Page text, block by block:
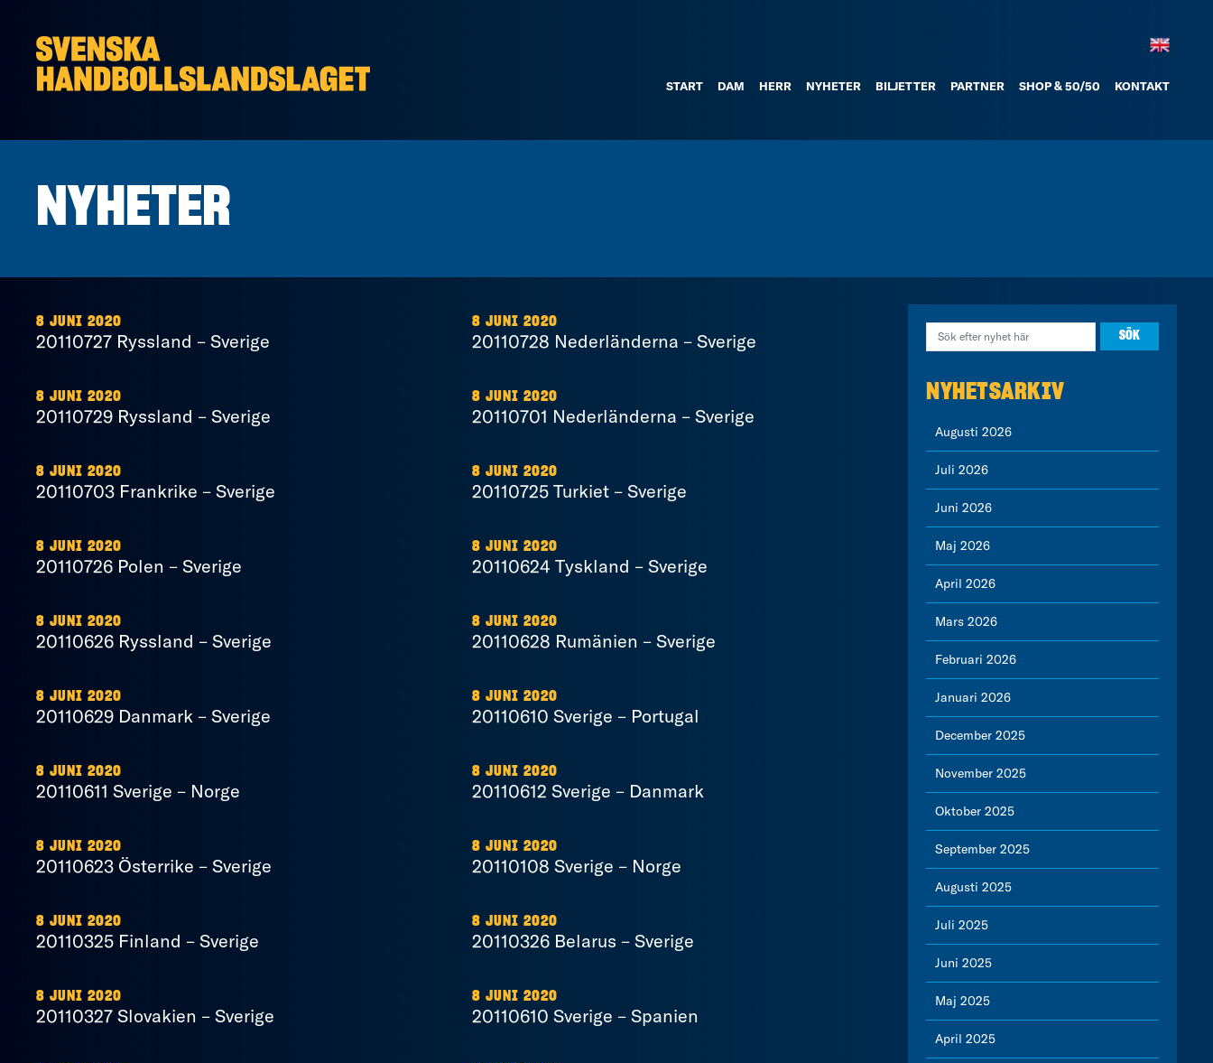
START DAM HERR NYHETER BILJETTER PARTNER SHOP & 50/50 KONTAKT
NYHETER
8 JUNI 2020
20110727 Ryssland – Sverige
8 JUNI 2020
20110728 Nederländerna – Sverige
8 JUNI 2020
20110729 Ryssland – Sverige
8 JUNI 2020
20110701 Nederländerna – Sverige
8 JUNI 2020
20110703 Frankrike – Sverige
8 JUNI 2020
20110725 Turkiet – Sverige
8 JUNI 2020
20110726 Polen – Sverige
8 JUNI 2020
20110624 Tyskland – Sverige
8 JUNI 2020
20110626 Ryssland – Sverige
8 JUNI 2020
20110628 Rumänien – Sverige
8 JUNI 2020
20110629 Danmark – Sverige
8 JUNI 2020
20110610 Sverige – Portugal
8 JUNI 2020
20110611 Sverige – Norge
8 JUNI 2020
20110612 Sverige – Danmark
8 JUNI 2020
20110623 Österrike – Sverige
8 JUNI 2020
20110108 Sverige – Norge
8 JUNI 2020
20110325 Finland – Sverige
8 JUNI 2020
20110326 Belarus – Sverige
8 JUNI 2020
20110327 Slovakien – Sverige
8 JUNI 2020
20110610 Sverige – Spanien
NYHETSARKIV
Augusti 2026
Juli 2026
Juni 2026
Maj 2026
April 2026
Mars 2026
Februari 2026
Januari 2026
December 2025
November 2025
Oktober 2025
September 2025
Augusti 2025
Juli 2025
Juni 2025
Maj 2025
April 2025